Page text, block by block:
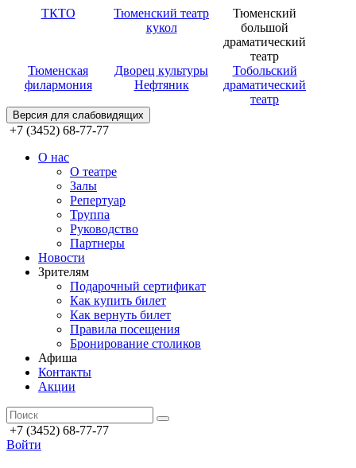
ТКТО
Тюменский театр
кукол
Тюменский
большой
драматический
театр
Тюменская
филармония
Дворец культуры
Нефтяник
Тобольский
драматический
театр
Версия для слабовидящих
+7 (3452) 68-77-77
О нас
О театре
Залы
Репертуар
Труппа
Руководство
Партнеры
Новости
Зрителям
Подарочный сертификат
Как купить билет
Как вернуть билет
Правила посещения
Бронирование столиков
Афиша
Контакты
Акции
+7 (3452) 68-77-77
Войти